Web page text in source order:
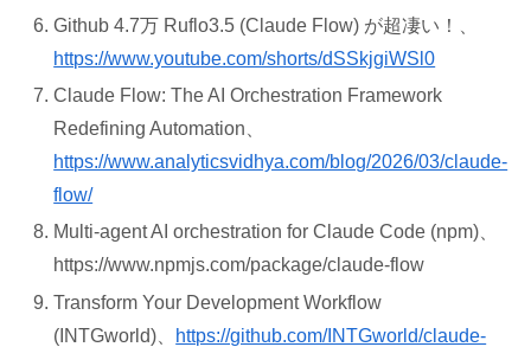
Github 4.7万 Ruflo3.5 (Claude Flow) が超凄い！、
https://www.youtube.com/shorts/dSSkjgiWSl0
Claude Flow: The AI Orchestration Framework
Redefining Automation、
https://www.analyticsvidhya.com/blog/2026/03/claude-
flow/
Multi-agent AI orchestration for Claude Code (npm)、
https://www.npmjs.com/package/claude-flow
Transform Your Development Workflow
(INTGworld)、
https://github.com/INTGworld/claude-